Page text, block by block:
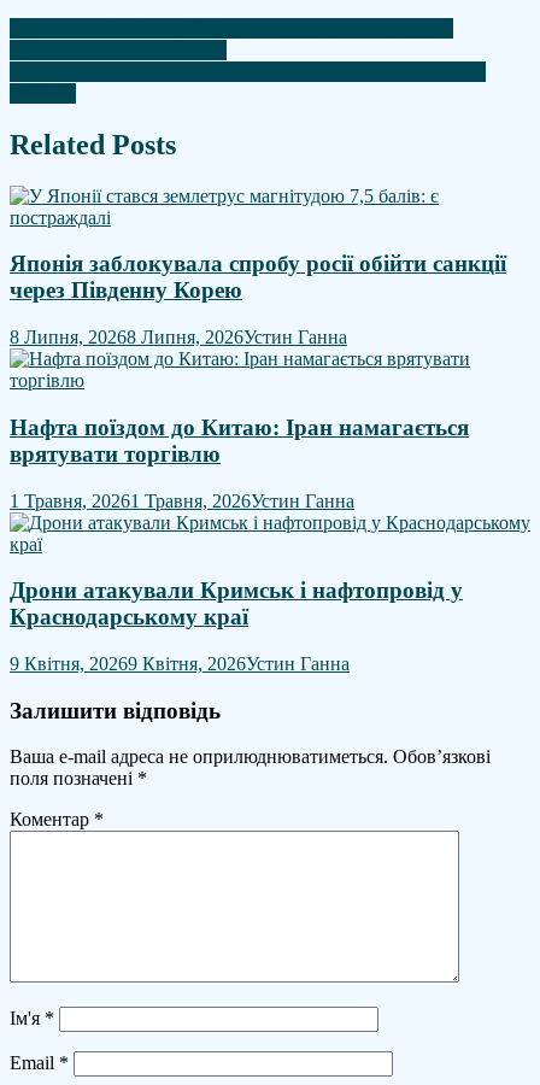
Навігація
записів
Related Posts
Японія заблокувала спробу росії обійти санкції
через Південну Корею
8 Липня, 20268 Липня, 2026Устин Ганна
Нафта поїздом до Китаю: Іран намагається
врятувати торгівлю
1 Травня, 20261 Травня, 2026Устин Ганна
Дрони атакували Кримськ і нафтопровід у
Краснодарському краї
9 Квітня, 20269 Квітня, 2026Устин Ганна
Залишити відповідь
Ваша e-mail адреса не оприлюднюватиметься. Обов’язкові
поля позначені *
Коментар *
Ім'я *
Email *